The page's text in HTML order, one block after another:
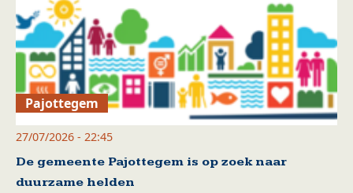
Pajottegem
27/07/2026 - 22:45
De gemeente Pajottegem is op zoek naar
duurzame helden